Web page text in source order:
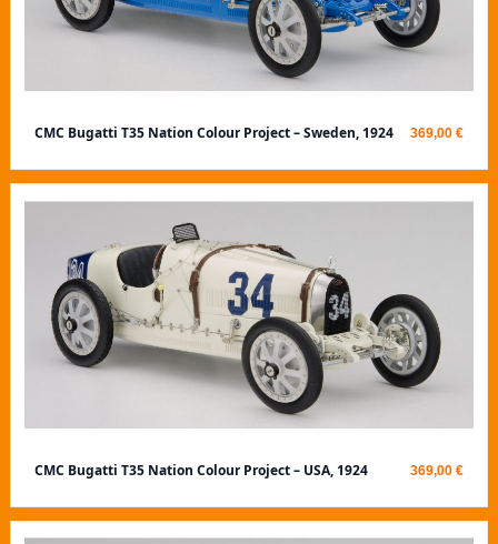
CMC Bugatti T35 Nation Colour Project – Sweden, 1924 369,00 €
CMC Bugatti T35 Nation Colour Project – USA, 1924 369,00 €